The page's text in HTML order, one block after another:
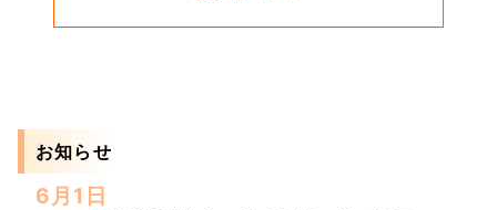
お知らせ
6月1日